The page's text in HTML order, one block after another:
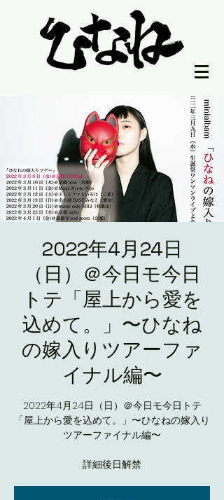
2022年4月24日
（日）＠今日モ今日
トテ「屋上から愛を
込めて。」〜ひなね
の嫁入りツアーファ
イナル編〜
2022年4月24日（日）＠今日モ今日トテ
「屋上から愛を込めて。」〜ひなねの嫁入り
ツアーファイナル編〜
詳細後日解禁